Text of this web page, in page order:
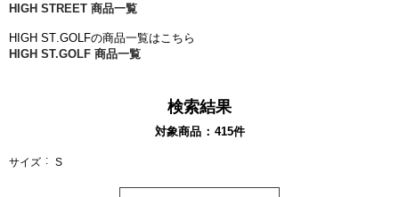
HIGH STREET 商品一覧
HIGH ST.GOLFの商品一覧はこちら
HIGH ST.GOLF 商品一覧
検索結果
対象商品 415件
サイズ S